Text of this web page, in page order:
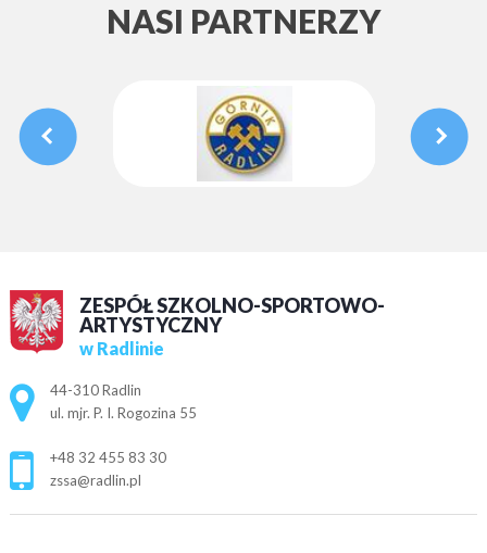
NASI PARTNERZY
ZESPÓŁ SZKOLNO-SPORTOWO-
ARTYSTYCZNY
w Radlinie
Adres pocztowy:
44-310 Radlin
ul. mjr. P. I. Rogozina 55
+48 32 455 83 30
zssa@radlin.pl